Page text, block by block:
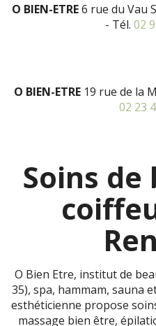
O BIEN-ETRE6 rue du Vau
- Tél. 02
O BIEN-ETRE 19 rue de la
02 23
Soins
O Bien Etre, institut de
35), spa, hammam, sauna
esthéticienne propose
massage bien être,